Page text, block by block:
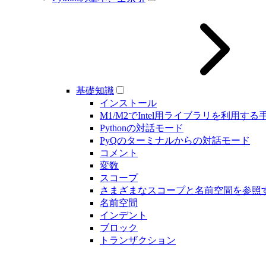
基礎知識
インストール
M1/M2でIntel用ライブラリを利用する
Pythonの対話モード
PyQのターミナルからの対話モード
コメント
変数
スコープ
さまざまなスコープと名前空間を参照
名前空間
インデント
ブロック
トランザクション